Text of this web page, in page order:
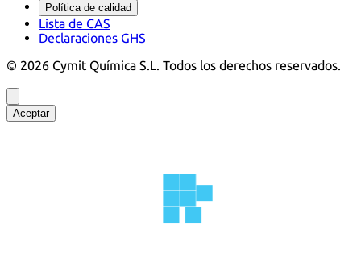
Política de calidad
Lista de CAS
Declaraciones GHS
© 2026 Cymit Química S.L. Todos los derechos reservados.
Aceptar